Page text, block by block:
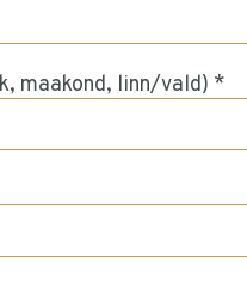
maakond, linn/vald) *